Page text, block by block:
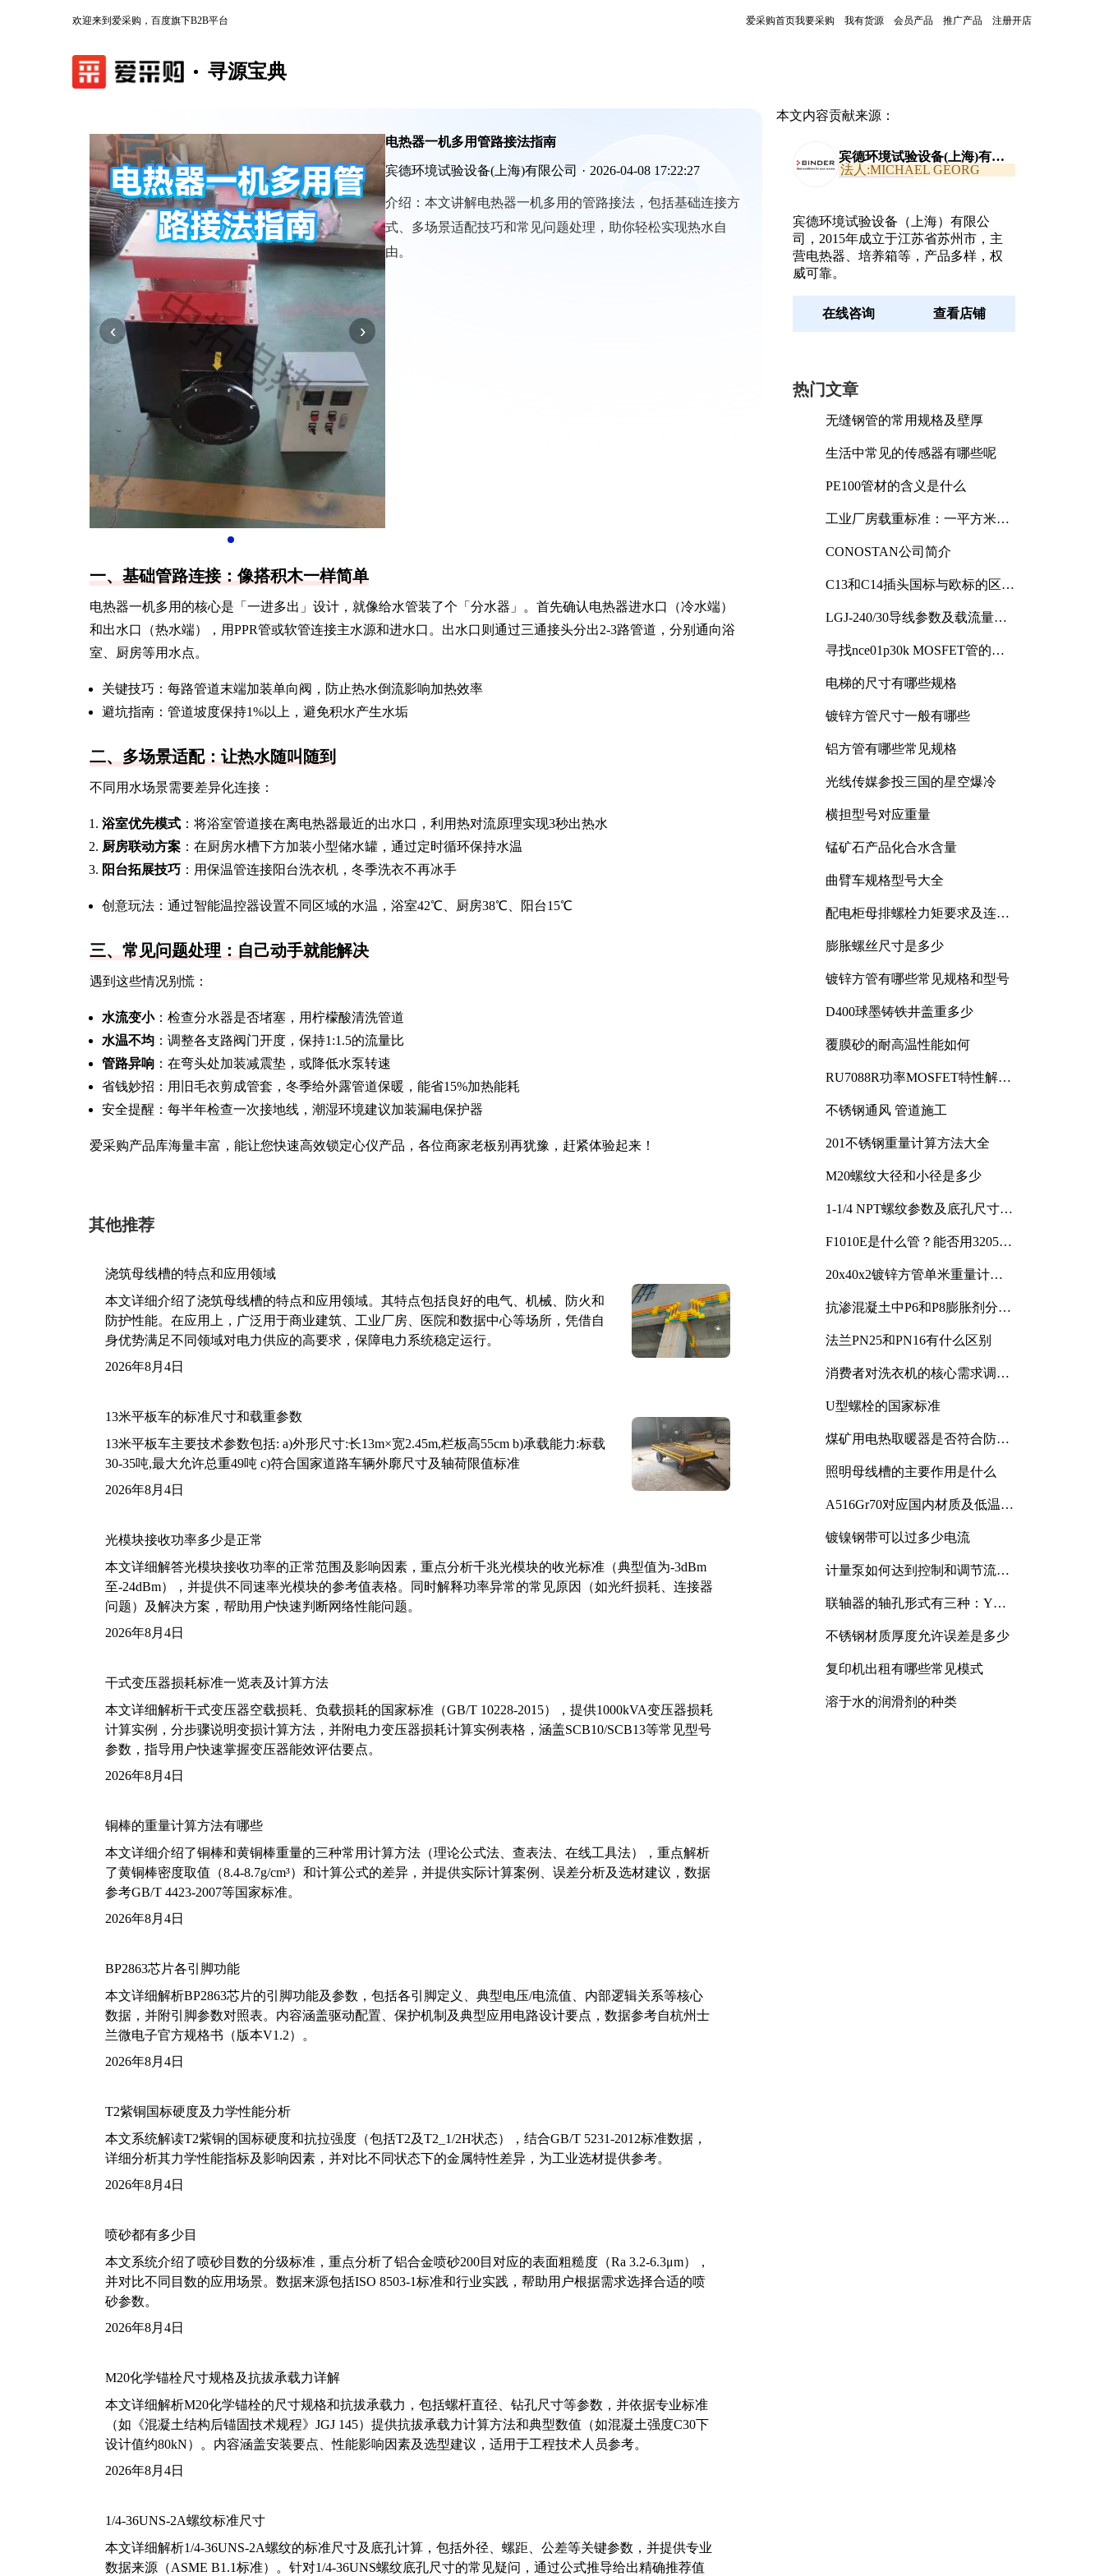
欢迎来到爱采购，百度旗下B2B平台 爱采购首页我要采购 我有货源 会员产品 推广产品 注册开店
寻源宝典
‹ ›
电热器一机多用管路接法指南
宾德环境试验设备(上海)有限公司 · 2026-04-08 17:22:27
介绍： 本文讲解电热器一机多用的管路接法，包括基础连接方
式、多场景适配技巧和常见问题处理，助你轻松实现热水自
由。
一、基础管路连接：像搭积木一样简单
电热器一机多用的核心是「一进多出」设计，就像给水管装了个「分水器」。首先确认电热器进水口（冷水端）
和出水口（热水端），用PPR管或软管连接主水源和进水口。出水口则通过三通接头分出2-3路管道，分别通向浴
室、厨房等用水点。
关键技巧：每路管道末端加装单向阀，防止热水倒流影响加热效率
避坑指南：管道坡度保持1%以上，避免积水产生水垢
二、多场景适配：让热水随叫随到
不同用水场景需要差异化连接：
浴室优先模式 ：将浴室管道接在离电热器最近的出水口，利用热对流原理实现3秒出热水
厨房联动方案 ：在厨房水槽下方加装小型储水罐，通过定时循环保持水温
阳台拓展技巧 ：用保温管连接阳台洗衣机，冬季洗衣不再冰手
创意玩法：通过智能温控器设置不同区域的水温，浴室42℃、厨房38℃、阳台15℃
三、常见问题处理：自己动手就能解决
遇到这些情况别慌：
水流变小：检查分水器是否堵塞，用柠檬酸清洗管道
水温不均 ：调整各支路阀门开度，保持1:1.5的流量比
管路异响 ：在弯头处加装减震垫，或降低水泵转速
省钱妙招：用旧毛衣剪成管套，冬季给外露管道保暖，能省15%加热能耗
安全提醒：每半年检查一次接地线，潮湿环境建议加装漏电保护器
爱采购产品库海量丰富，能让您快速高效锁定心仪产品，各位商家老板别再犹豫，赶紧体验起来！
其他推荐
浇筑母线槽的特点和应用领域
本文详细介绍了浇筑母线槽的特点和应用领域。其特点包括良好的电气、机械、防火和
防护性能。在应用上，广泛用于商业建筑、工业厂房、医院和数据中心等场所，凭借自
身优势满足不同领域对电力供应的高要求，保障电力系统稳定运行。
2026年8月4日
13米平板车的标准尺寸和载重参数
13米平板车主要技术参数包括: a)外形尺寸:长13m×宽2.45m,栏板高55cm b)承载能力:标载
30-35吨,最大允许总重49吨 c)符合国家道路车辆外廓尺寸及轴荷限值标准
2026年8月4日
光模块接收功率多少是正常
本文详细解答光模块接收功率的正常范围及影响因素，重点分析千兆光模块的收光标准（典型值为-3dBm
至-24dBm），并提供不同速率光模块的参考值表格。同时解释功率异常的常见原因（如光纤损耗、连接器
问题）及解决方案，帮助用户快速判断网络性能问题。
2026年8月4日
干式变压器损耗标准一览表及计算方法
本文详细解析干式变压器空载损耗、负载损耗的国家标准（GB/T 10228-2015），提供1000kVA变压器损耗
计算实例，分步骤说明变损计算方法，并附电力变压器损耗计算实例表格，涵盖SCB10/SCB13等常见型号
参数，指导用户快速掌握变压器能效评估要点。
2026年8月4日
铜棒的重量计算方法有哪些
本文详细介绍了铜棒和黄铜棒重量的三种常用计算方法（理论公式法、查表法、在线工具法），重点解析
了黄铜棒密度取值（8.4-8.7g/cm³）和计算公式的差异，并提供实际计算案例、误差分析及选材建议，数据
参考GB/T 4423-2007等国家标准。
2026年8月4日
BP2863芯片各引脚功能
本文详细解析BP2863芯片的引脚功能及参数，包括各引脚定义、典型电压/电流值、内部逻辑关系等核心
数据，并附引脚参数对照表。内容涵盖驱动配置、保护机制及典型应用电路设计要点，数据参考自杭州士
兰微电子官方规格书（版本V1.2）。
2026年8月4日
T2紫铜国标硬度及力学性能分析
本文系统解读T2紫铜的国标硬度和抗拉强度（包括T2及T2_1/2H状态），结合GB/T 5231-2012标准数据，
详细分析其力学性能指标及影响因素，并对比不同状态下的金属特性差异，为工业选材提供参考。
2026年8月4日
喷砂都有多少目
本文系统介绍了喷砂目数的分级标准，重点分析了铝合金喷砂200目对应的表面粗糙度（Ra 3.2-6.3μm），
并对比不同目数的应用场景。数据来源包括ISO 8503-1标准和行业实践，帮助用户根据需求选择合适的喷
砂参数。
2026年8月4日
M20化学锚栓尺寸规格及抗拔承载力详解
本文详细解析M20化学锚栓的尺寸规格和抗拔承载力，包括螺杆直径、钻孔尺寸等参数，并依据专业标准
（如《混凝土结构后锚固技术规程》JGJ 145）提供抗拔承载力计算方法和典型数值（如混凝土强度C30下
设计值约80kN）。内容涵盖安装要点、性能影响因素及选型建议，适用于工程技术人员参考。
2026年8月4日
1/4-36UNS-2A螺纹标准尺寸
本文详细解析1/4-36UNS-2A螺纹的标准尺寸及底孔计算，包括外径、螺距、公差等关键参数，并提供专业
数据来源（ASME B1.1标准）。针对1/4-36UNS螺纹底孔尺寸的常见疑问，通过公式推导给出精确推荐值
本文内容贡献来源：
宾德环境试验设备(上海)有限
公司
法人:MICHAEL GEORG
宾德环境试验设备（上海）有限公
司，2015年成立于江苏省苏州市，主
营电热器、培养箱等，产品多样，权
威可靠。
在线咨询 查看店铺
热门文章
无缝钢管的常用规格及壁厚
生活中常见的传感器有哪些呢
PE100管材的含义是什么
工业厂房载重标准：一平方米能
CONOSTAN公司简介
C13和C14插头国标与欧标的区别
LGJ-240/30导线参数及载流量解
寻找nce01p30k MOSFET管的合
电梯的尺寸有哪些规格
镀锌方管尺寸一般有哪些
铝方管有哪些常见规格
光线传媒参投三国的星空爆冷
横担型号对应重量
锰矿石产品化合水含量
曲臂车规格型号大全
配电柜母排螺栓力矩要求及连接
膨胀螺丝尺寸是多少
镀锌方管有哪些常见规格和型号
D400球墨铸铁井盖重多少
覆膜砂的耐高温性能如何
RU7088R功率MOSFET特性解析
不锈钢通风 管道施工
201不锈钢重量计算方法大全
M20螺纹大径和小径是多少
1-1/4 NPT螺纹参数及底孔尺寸详
F1010E是什么管？能否用3205或
20x40x2镀锌方管单米重量计算
抗渗混凝土中P6和P8膨胀剂分别
法兰PN25和PN16有什么区别
消费者对洗衣机的核心需求调研
U型螺栓的国家标准
煤矿用电热取暖器是否符合防爆
照明母线槽的主要作用是什么
A516Gr70对应国内材质及低温冲
镀镍钢带可以过多少电流
计量泵如何达到控制和调节流量
联轴器的轴孔形式有三种：Y
不锈钢材质厚度允许误差是多少
复印机出租有哪些常见模式
溶于水的润滑剂的种类